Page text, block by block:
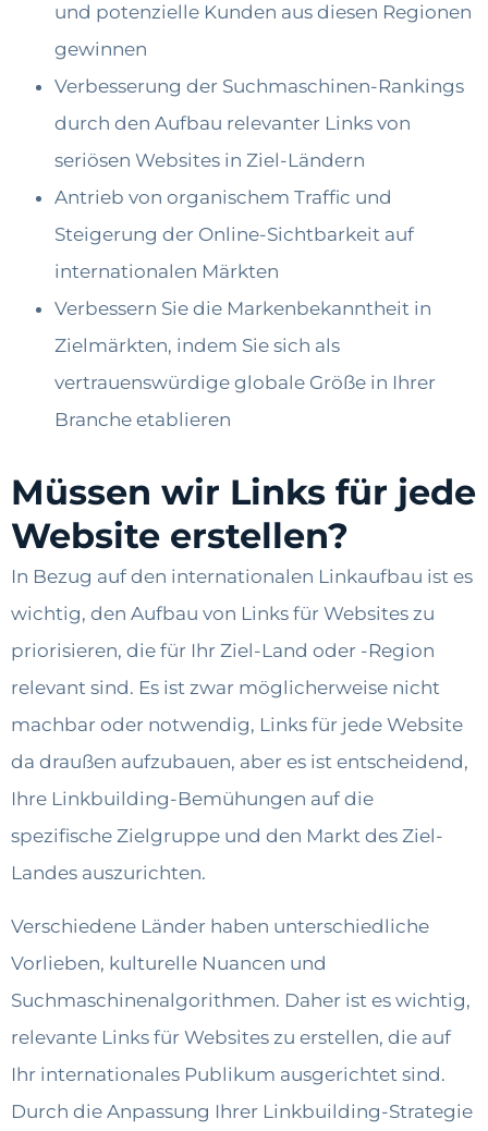
und potenzielle Kunden aus diesen Regionen
gewinnen
Verbesserung der Suchmaschinen-Rankings
durch den Aufbau relevanter Links von
seriösen Websites in Ziel-Ländern
Antrieb von organischem Traffic und
Steigerung der Online-Sichtbarkeit auf
internationalen Märkten
Verbessern Sie die Markenbekanntheit in
Zielmärkten, indem Sie sich als
vertrauenswürdige globale Größe in Ihrer
Branche etablieren
Müssen wir Links für jede
Website erstellen?
In Bezug auf den internationalen Linkaufbau ist es
wichtig, den Aufbau von Links für Websites zu
priorisieren, die für Ihr Ziel-Land oder -Region
relevant sind. Es ist zwar möglicherweise nicht
machbar oder notwendig, Links für jede Website
da draußen aufzubauen, aber es ist entscheidend,
Ihre Linkbuilding-Bemühungen auf die
spezifische Zielgruppe und den Markt des Ziel-
Landes auszurichten.
Verschiedene Länder haben unterschiedliche
Vorlieben, kulturelle Nuancen und
Suchmaschinenalgorithmen. Daher ist es wichtig,
relevante Links für Websites zu erstellen, die auf
Ihr internationales Publikum ausgerichtet sind.
Durch die Anpassung Ihrer Linkbuilding-Strategie